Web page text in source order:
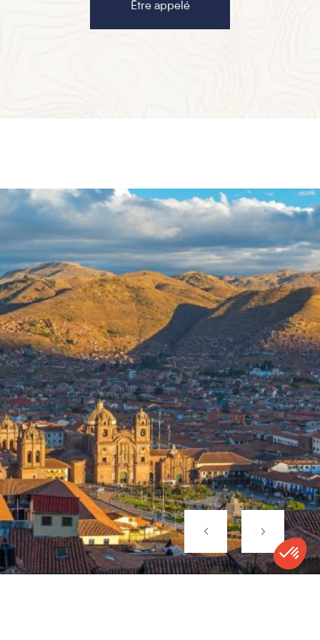
Être appelé